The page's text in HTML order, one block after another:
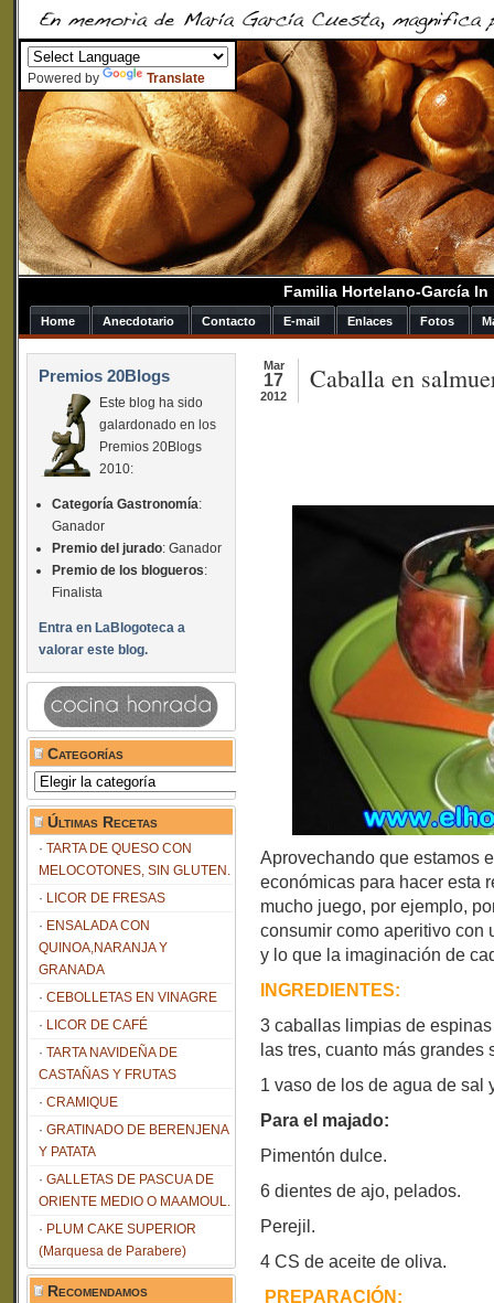
Powered by Translate
Familia Hortelano-García
Home Anecdotario Contacto E-mail Enlaces Fotos
Premios 20Blogs
Este blog ha sido
galardonado en los
Premios 20Blogs
2010:
Categoría Gastronomía:
Ganador
Premio del jurado: Ganador
Premio de los blogueros:
Finalista
Entra en LaBlogoteca a
valorar este blog.
Categorías
Categorías
Últimas Recetas
TARTA DE QUESO CON
MELOCOTONES, SIN GLUTEN.
LICOR DE FRESAS
ENSALADA CON
QUINOA,NARANJA Y
GRANADA
CEBOLLETAS EN VINAGRE
LICOR DE CAFÉ
TARTA NAVIDEÑA DE
CASTAÑAS Y FRUTAS
CRAMIQUE
GRATINADO DE BERENJENA
Y PATATA
GALLETAS DE PASCUA DE
ORIENTE MEDIO O MAAMOUL.
PLUM CAKE SUPERIOR
(Marquesa de Parabere)
Recomendamos
Mar
17
2012
Caballa en
Aprovechando que estamos
económicas para hacer esta
mucho juego, por ejemplo,
consumir como aperitivo con
y lo que la imaginación de
INGREDIENTES:
3 caballas limpias de
las tres, cuanto más grandes
1 vaso de los de agua de sal
Para el majado:
Pimentón dulce.
6 dientes de ajo, pelados.
Perejil.
4 CS de aceite de oliva.
PREPARACIÓN: